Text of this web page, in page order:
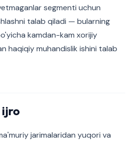
segmenti uchun
talab qiladi — bularning
kamdan-kam xorijiy
haqiqiy muhandislik ishini talab
jarimalaridan yuqori va